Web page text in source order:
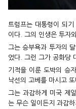
트럼프는 대통령이 되
이다. 그의 인생은 투자
그는 승부욕과 투자의
었다. 그런 그가 공화당
기적을 이룬 도박의 승
낙선의 고베를 마시고
그는 과감하게 미국 제
는 무슨 일이든지 과감